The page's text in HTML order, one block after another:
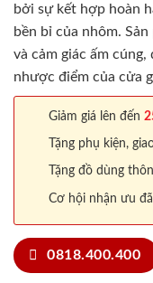
bởi sự kết hợp hoàn
bền bỉ của nhôm.
và cảm giác ấm
nhược điểm của cửa
Giảm giá lên đến
Tặng phụ kiện,
Tặng đồ dùng
Cơ hội nhận ưu
0818.400.400